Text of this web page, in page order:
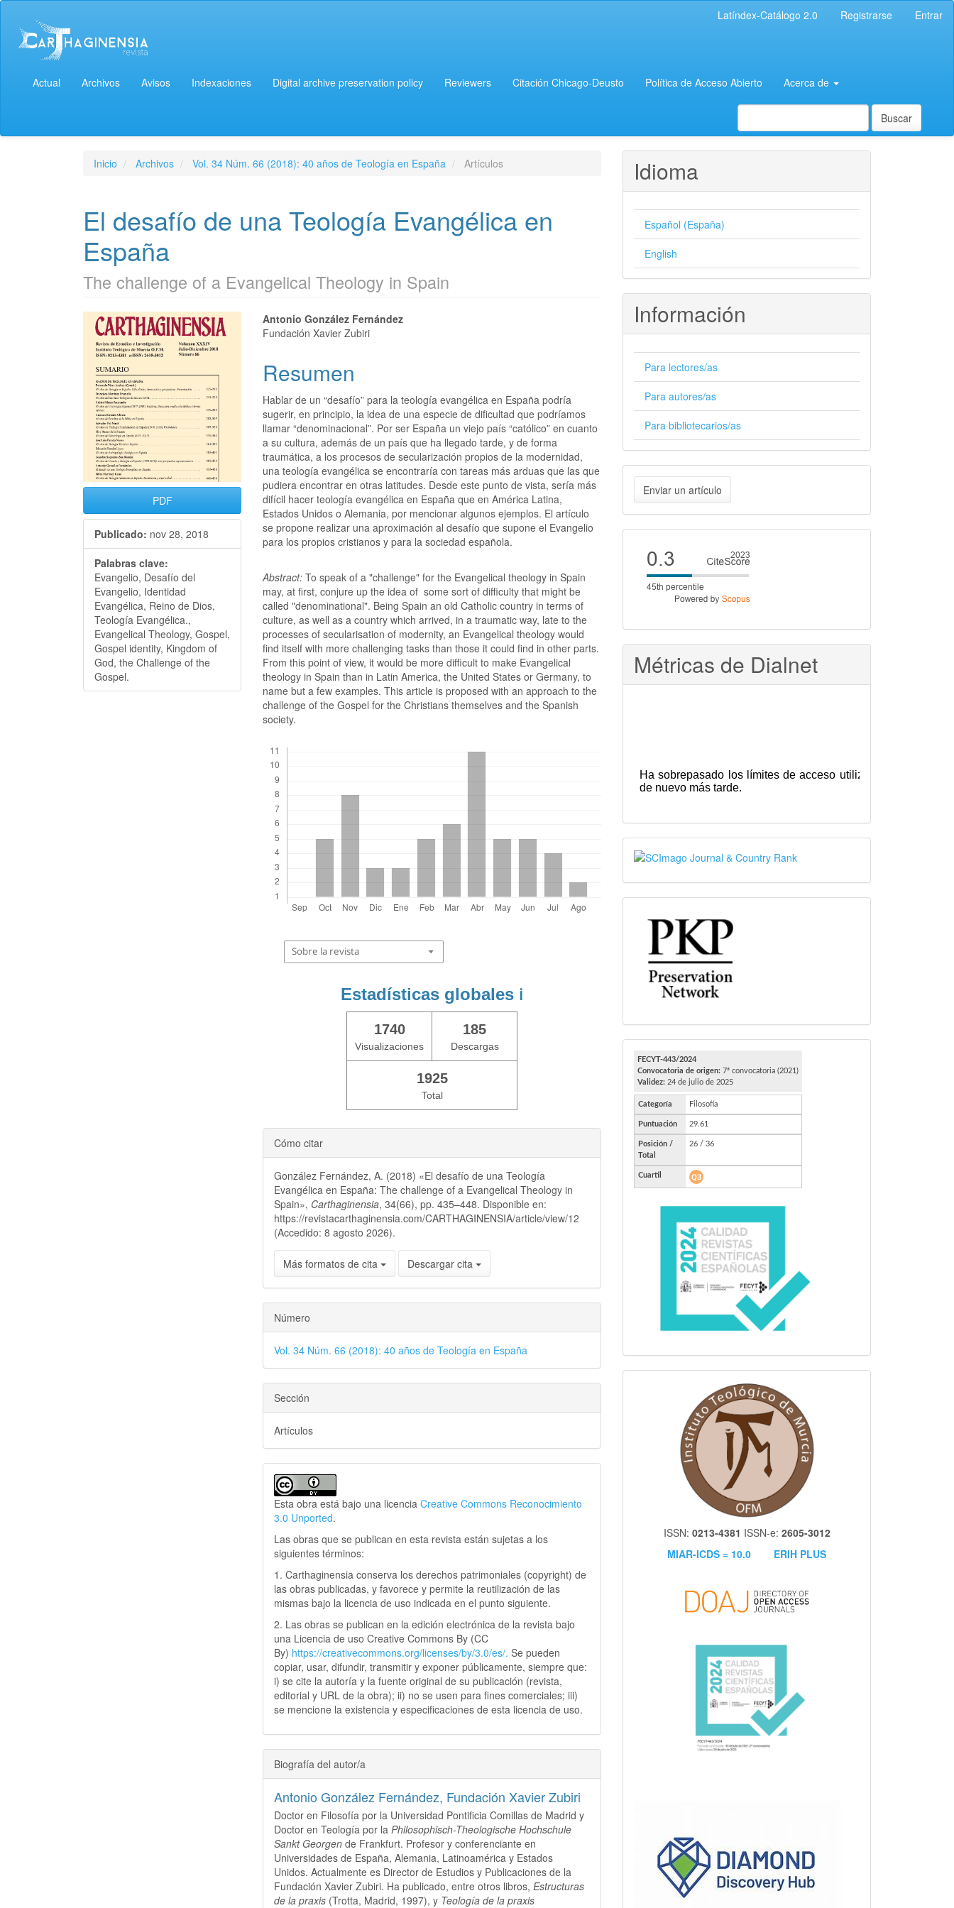
Latíndex-Catálogo 2.0 Registrarse Entrar
Actual Archivos Avisos Indexaciones Digital archive preservation policy Reviewers Citación Chicago-Deusto Política de Acceso Abierto Acerca de
Buscar
Inicio Archivos Vol. 34 Núm. 66 (2018): 40 años de Teología en España Artículos
El desafío de una Teología Evangélica en
España
The challenge of a Evangelical Theology in Spain
PDF
Publicado: nov 28, 2018
Palabras clave:
Evangelio, Desafío del
Evangelio, Identidad
Evangélica, Reino de Dios,
Teología Evangélica.,
Evangelical Theology, Gospel,
Gospel identity, Kingdom of
God, the Challenge of the
Gospel.
Antonio González Fernández
Fundación Xavier Zubiri
Resumen
Hablar de un “desafío” para la teología evangélica en España podría
sugerir, en principio, la idea de una especie de dificultad que podríamos
llamar “denominacional”. Por ser España un viejo país “católico” en cuanto
a su cultura, además de un país que ha llegado tarde, y de forma
traumática, a los procesos de secularización propios de la modernidad,
una teología evangélica se encontraría con tareas más arduas que las que
pudiera encontrar en otras latitudes. Desde este punto de vista, sería más
difícil hacer teología evangélica en España que en América Latina,
Estados Unidos o Alemania, por mencionar algunos ejemplos. El artículo
se propone realizar una aproximación al desafío que supone el Evangelio
para los propios cristianos y para la sociedad española.
Abstract: To speak of a "challenge" for the Evangelical theology in Spain
may, at first, conjure up the idea of some sort of difficulty that might be
called "denominational". Being Spain an old Catholic country in terms of
culture, as well as a country which arrived, in a traumatic way, late to the
processes of secularisation of modernity, an Evangelical theology would
find itself with more challenging tasks than those it could find in other parts.
From this point of view, it would be more difficult to make Evangelical
theology in Spain than in Latin America, the United States or Germany, to
name but a few examples. This article is proposed with an approach to the
challenge of the Gospel for the Christians themselves and the Spanish
society.
Sobre la revista
Estadísticas globales ℹ️
1740
Visualizaciones
185
Descargas
1925
Total
Cómo citar
González Fernández, A. (2018) «El desafío de una Teología
Evangélica en España: The challenge of a Evangelical Theology in
Spain», Carthaginensia, 34(66), pp. 435–448. Disponible en:
https://revistacarthaginensia.com/CARTHAGINENSIA/article/view/12
(Accedido: 8 agosto 2026).
Más formatos de cita Descargar cita
Número
Vol. 34 Núm. 66 (2018): 40 años de Teología en España
Sección
Artículos
Esta obra está bajo una licenciaCreative Commons Reconocimiento
3.0 Unported.
Las obras que se publican en esta revista están sujetas a los
siguientes términos:
1. Carthaginensia conserva los derechos patrimoniales (copyright) de
las obras publicadas, y favorece y permite la reutilización de las
mismas bajo la licencia de uso indicada en el punto siguiente.
2. Las obras se publican en la edición electrónica de la revista bajo
una Licencia de uso Creative Commons By (CC
By) https://creativecommons.org/licenses/by/3.0/es/.Se pueden
copiar, usar, difundir, transmitir y exponer públicamente, siempre que:
i) se cite la autoría y la fuente original de su publicación (revista,
editorial y URL de la obra); ii) no se usen para fines comerciales; iii)
se mencione la existencia y especificaciones de esta licencia de uso.
Biografía del autor/a
Antonio González Fernández, Fundación Xavier Zubiri
Doctor en Filosofía por la Universidad Pontificia Comillas de Madrid y
Doctor en Teología por laPhilosophisch-Theologische Hochschule
Sankt Georgen de Frankfurt. Profesor y conferenciante en
Universidades de España, Alemania, Latinoamérica y Estados
Unidos. Actualmente es Director de Estudios y Publicaciones de la
Fundación Xavier Zubiri. Ha publicado, entre otros libros,Estructuras
de la praxis (Trotta, Madrid, 1997), y Teología de la praxis
Idioma
Español (España)
English
Información
Para lectores/as
Para autores/as
Para bibliotecarios/as
Enviar
un
artículo
Enviar un artículo
Cite
score
Métricas de Dialnet
SJR
PKP
FECYT
ISSN: 0213-4381 ISSN-e: 2605-3012
MIAR-ICDS = 10.0
ERIH PLUS